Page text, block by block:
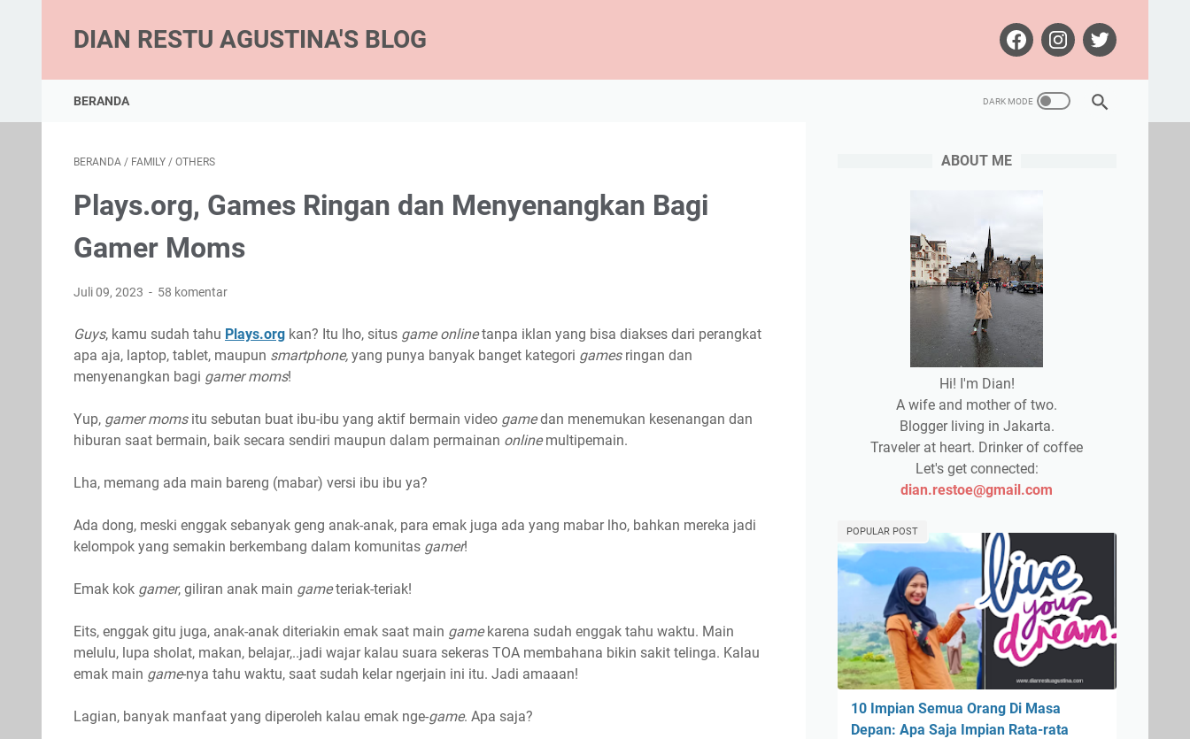
DIAN RESTU AGUSTINA'S BLOG
BERANDA
BERANDA / FAMILY / OTHERS
Plays.org, Games Ringan dan Menyenangkan Bagi
Gamer Moms
Juli 09, 2023 58 komentar
Guys, kamu sudah tahu Plays.org kan? Itu lho, situs game onlinetanpa iklan yang bisa diakses dari perangkat
apa aja, laptop, tablet, maupun smartphone, yang punya banyak banget kategori gamesringan dan
menyenangkan bagi gamer moms!
Yup, gamer momsitu sebutan buat ibu-ibu yang aktif bermain video gamedan menemukan kesenangan dan
hiburan saat bermain, baik secara sendiri maupun dalam permainan onlinemultipemain.
Lha, memang ada main bareng (mabar) versi ibu ibu ya?
Ada dong, meski enggak sebanyak geng anak-anak, para emak juga ada yang mabar lho, bahkan mereka jadi
kelompok yang semakin berkembang dalam komunitas gamer!
Emak kok gamer, giliran anak main gameteriak-teriak!
Eits, enggak gitu juga, anak-anak diteriakin emak saat main gamekarena sudah enggak tahu waktu. Main
melulu, lupa sholat, makan, belajar,..jadi wajar kalau suara sekeras TOA membahana bikin sakit telinga. Kalau
emak main game-nya tahu waktu, saat sudah kelar ngerjain ini itu. Jadi amaaan!
Lagian, banyak manfaat yang diperoleh kalau emak nge-game. Apa saja?
ABOUT ME
Hi! I'm Dian!
A wife and mother of two.
Blogger living in Jakarta.
Traveler at heart. Drinker of coffee
Let's get connected:
dian.restoe@gmail.com
POPULAR POST
10 Impian Semua Orang Di Masa
Depan: Apa Saja Impian Rata-rata